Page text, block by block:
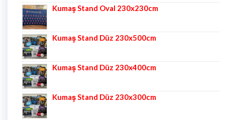
Kumaş Stand Oval 230x230cm
Kumaş Stand Düz 230x500cm
Kumaş Stand Düz 230x400cm
Kumaş Stand Düz 230x300cm